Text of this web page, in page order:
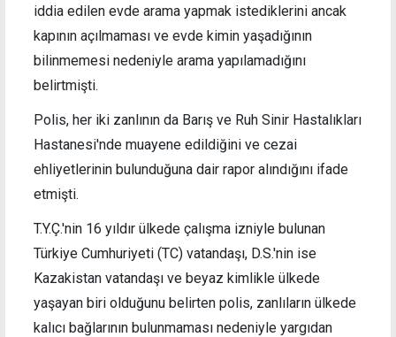
iddia edilen evde arama yapmak istediklerini ancak
kapının açılmaması ve evde kimin yaşadığının
bilinmemesi nedeniyle arama yapılamadığını
belirtmişti.
Polis, her iki zanlının da Barış ve Ruh Sinir Hastalıkları
Hastanesi'nde muayene edildiğini ve cezai
ehliyetlerinin bulunduğuna dair rapor alındığını ifade
etmişti.
T.Y.Ç.'nin 16 yıldır ülkede çalışma izniyle bulunan
Türkiye Cumhuriyeti (TC) vatandaşı, D.S.'nin ise
Kazakistan vatandaşı ve beyaz kimlikle ülkede
yaşayan biri olduğunu belirten polis, zanlıların ülkede
kalıcı bağlarının bulunmaması nedeniyle yargıdan